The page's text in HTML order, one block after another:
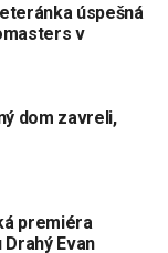
úspešná
v
dom zavreli,
premiéra
Evan